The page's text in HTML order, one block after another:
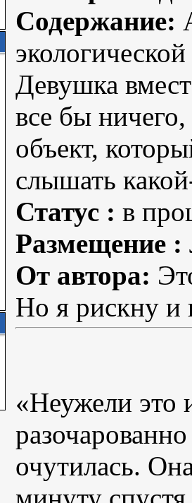
Содержание:
Девушка
все бы
объект,
слышать
Статус : в
Размещение :
От автора:
Но я рискну и
«Неужели это
очутилась.